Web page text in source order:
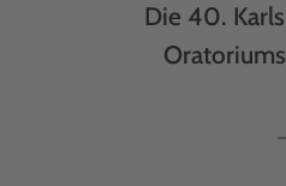
Die 40.